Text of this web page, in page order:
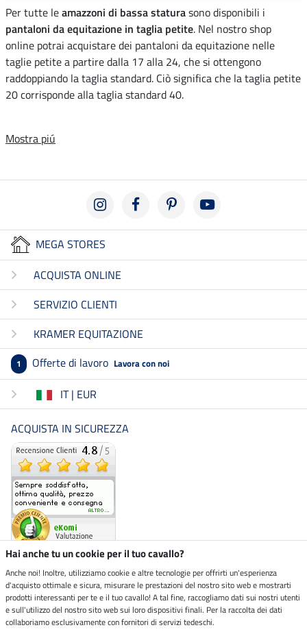
Per tutte leamazzoni di bassa staturasono disponibili i
pantaloni da equitazione in taglia petite. Nel nostro shop
online potrai acquistare dei pantaloni da equitazione nelle
taglie petite a partire dalla 17 alla 24, che si ottengono
raddoppiando la taglia standard. Ciò significa che la taglia petite
20 corrisponde alla taglia standard 40.
Mostra piú
MEGA STORES
ACQUISTA ONLINE
SERVIZIO CLIENTI
KRAMER EQUITAZIONE
1 Offerte di lavoro Lavora con noi
IT | EUR
ACQUISTA IN SICUREZZA
Negozio ecosostenibile
Hai anche tu un cookie per il tuo cavallo?
Anche noi! Inoltre, utilizziamo cookie e altre tecnologie per offrirti un'esperienza
d'acquisto ottimale e sicura, misurare le prestazioni del nostro sito web e mostrarti
prodotti interessanti per te e il tuo cavallo! A tal fine, raccogliamo dati sui nostri utenti
e sull'utilizzo del nostro sito web sui loro dispositivi finali. Per la raccolta dei dati
collaboriamo esclusivamente con fornitori di servizi tedeschi.